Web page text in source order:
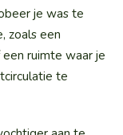
je was te
zoals een
ruimte waar je
te